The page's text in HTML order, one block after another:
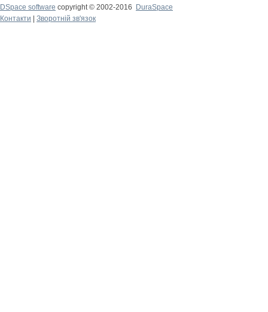
DSpace software copyright © 2002-2016
DuraSpace
Контакти
Зворотній зв'язок